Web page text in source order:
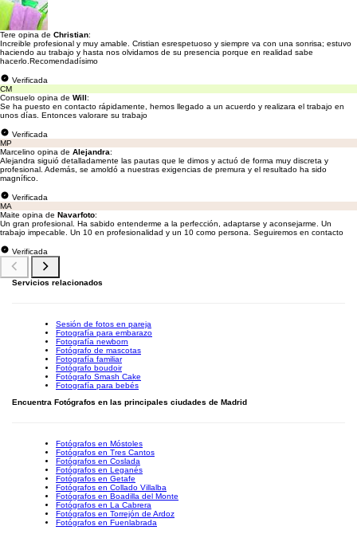
Tere opina de Christian:
Increible profesional y muy amable. Cristian esrespetuoso y siempre va con una sonrisa; estuvo
haciendo au trabajo y hasta nos olvidamos de su presencia porque en realidad sabe
hacerlo.Recomendadísimo
Verificada
CM
Consuelo opina de Will:
Se ha puesto en contacto rápidamente, hemos llegado a un acuerdo y realizara el trabajo en
unos días. Entonces valorare su trabajo
Verificada
MP
Marcelino opina de Alejandra:
Alejandra siguió detalladamente las pautas que le dimos y actuó de forma muy discreta y
profesional. Además, se amoldó a nuestras exigencias de premura y el resultado ha sido
magnífico.
Verificada
MA
Maite opina de Navarfoto:
Un gran profesional. Ha sabido entenderme a la perfección, adaptarse y aconsejarme. Un
trabajo impecable. Un 10 en profesionalidad y un 10 como persona. Seguiremos en contacto
Verificada
Servicios relacionados
Sesión de fotos en pareja
Fotografía para embarazo
Fotografía newborn
Fotógrafo de mascotas
Fotografía familiar
Fotógrafo boudoir
Fotógrafo Smash Cake
Fotografía para bebés
Encuentra Fotógrafos en las principales ciudades de Madrid
Fotógrafos en Móstoles
Fotógrafos en Tres Cantos
Fotógrafos en Coslada
Fotógrafos en Leganés
Fotógrafos en Getafe
Fotógrafos en Collado Villalba
Fotógrafos en Boadilla del Monte
Fotógrafos en La Cabrera
Fotógrafos en Torrejón de Ardoz
Fotógrafos en Fuenlabrada